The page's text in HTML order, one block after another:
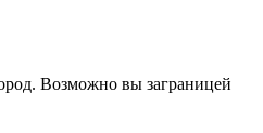
Возможно вы заграницей